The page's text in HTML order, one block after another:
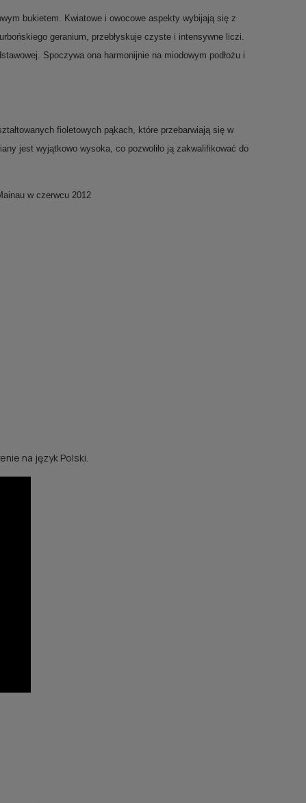
bukietem. Kwiatowe i owocowe aspekty wybijają się z
geranium, przebłyskuje czyste i intensywne liczi.
Spoczywa ona harmonijnie na miodowym podłożu i
fioletowych pąkach, które przebarwiają się w
jest wyjątkowo wysoka, co pozwoliło ją zakwalifikować do
w czerwcu 2012
na język Polski.